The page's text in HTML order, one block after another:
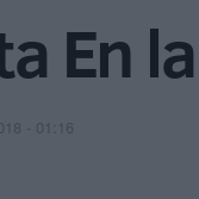
En
- 01:16